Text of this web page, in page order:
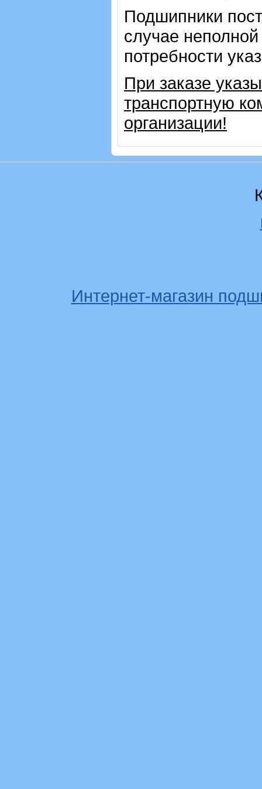
Подшипники
случае
потребности
При заказе
транспортную
организации!
Интернет-магазин